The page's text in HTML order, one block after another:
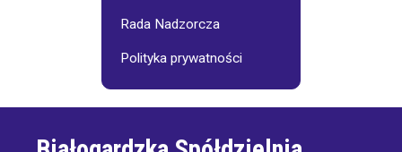
Rada Nadzorcza
Polityka prywatności